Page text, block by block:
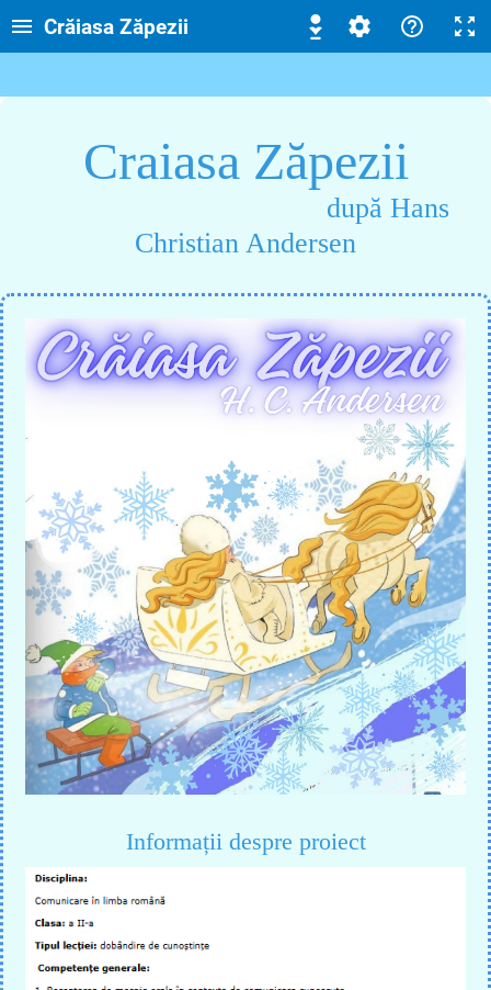
Crăiasa Zăpezii
Craiasa Zăpezii
după Hans
Christian Andersen
Informații despre proiect